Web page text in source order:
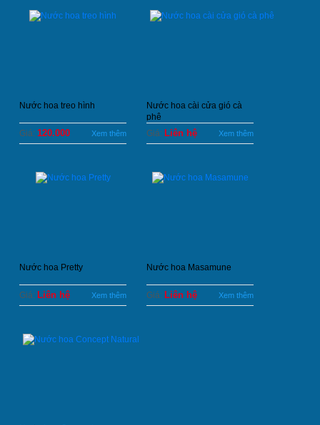
Nước hoa treo hình
Giá: 120.000 Xem thêm
Nước hoa cài cửa gió cà
phê
Giá: Liên hệ Xem thêm
Nước hoa Pretty
Giá: Liên hệ Xem thêm
Nước hoa Masamune
Giá: Liên hệ Xem thêm